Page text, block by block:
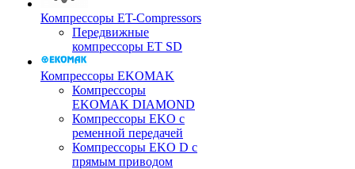
Компрессоры ET-Compressors
Передвижные
компрессоры ET SD
Компрессоры EKOMAK
Компрессоры
EKOMAK DIAMOND
Компрессоры EKO c
ременной передачей
Компрессоры EKO D с
прямым приводом